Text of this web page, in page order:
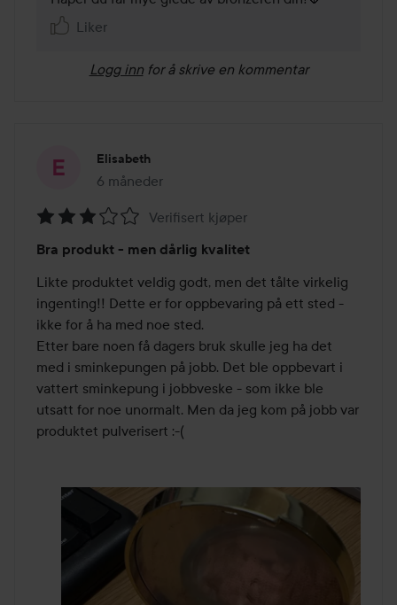
Liker
Logg inn for å skrive en kommentar
Elisabeth
6 måneder
Innlegget ble opprettet 6 måneder
3
av
5
Verifisert kjøper
Bra produkt - men dårlig kvalitet
Likte produktet veldig godt, men det tålte virkelig
ingenting!! Dette er for oppbevaring på ett sted -
ikke for å ha med noe sted.
Etter bare noen få dagers bruk skulle jeg ha det
med i sminkepungen på jobb. Det ble oppbevart i
vattert sminkepung i jobbveske - som ikke ble
utsatt for noe unormalt. Men da jeg kom på jobb var
produktet pulverisert :-(